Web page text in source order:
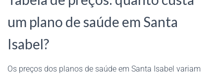
um plano de saúde em Santa
Isabel?
Os preços dos planos de saúde em Santa Isabel variam